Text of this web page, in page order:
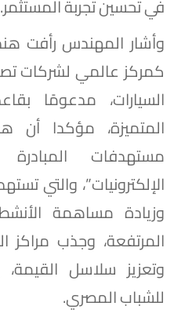
في تحسين تجربة المستثمر.
وأشار المهندس رأفت
كمركز عالمي لشركات
السيارات، مدعومًا
المتميزة، مؤكدا
مستهدفات
الإلكترونيات”، والتي
وزيادة مساهمة
المرتفعة، وجذب مراكز
وتعزيز سلاسل
للشباب المصري.